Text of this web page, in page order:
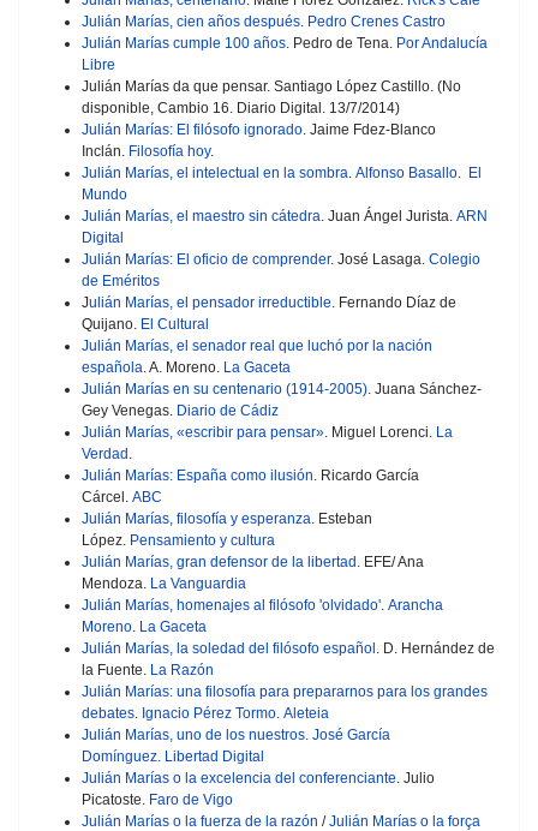
Julián Marías, cien años después Pedro Crenes Castro
Julián Marías cumple 100 años . Pedro de Tena. Por Andalucía
Libre
Julián Marías da que pensar. Santiago López Castillo. (No
disponible, Cambio 16. Diario Digital. 13/7/2014)
Julián Marías: El filósofo ignorado . Jaime Fdez-Blanco
Inclán. Filosofía hoy.
Julián Marías, el intelectual en la sombra Alfonso Basallo
El
Mundo
Julián Marías, el maestro sin cátedra . Juan Ángel Jurista. ARN
Digital
Julián Marías: El oficio de comprender. José Lasaga. Colegio
de Eméritos
Julián Marías, el pensador irreductible . Fernando Díaz de
Quijano. El Cultural
Julián Marías, el senador real que luchó por la nación
española . A. Moreno. La Gaceta
Julián Marías en su centenario (1914-2005) . Juana Sánchez-
Gey Venegas. Diario de Cádiz
Julián Marías, «escribir para pensar» . Miguel Lorenci. La
Verdad
Julián Marías: España como ilusión . Ricardo García
Cárcel. ABC
Julián Marías, filosofía y esperanza . Esteban
López. Pensamiento y cultura
Julián Marías, gran defensor de la libertad. EFE/ Ana
Mendoza. La Vanguardia
Julián Marías, homenajes al filósofo 'olvidado' Arancha
Moreno La Gaceta
Julián Marías, la soledad del filósofo español . D. Hernández de
la Fuente. La Razón
Julián Marías: una filosofía para prepararnos para los grandes
debates Ignacio Pérez Tormo Aleteia
Julián Marías, uno de los nuestros. José García
Domínguez. Libertad Digital
Julián Marías o la excelencia del conferenciante . Julio
Picatoste. Faro de Vigo
Julián Marías o la fuerza de la razón /Julián Marías o la força